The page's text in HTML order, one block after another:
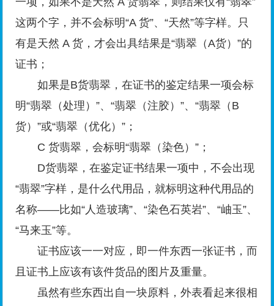
这两个字，并不会标明“A 货”、“天然”等字样。只
有是天然 A 货，才会出具结果是“翡翠（A货）”的
证书；
如果是B货翡翠，在证书的鉴定结果一项会标
明“翡翠（处理）”、“翡翠（注胶）”、“翡翠（B
货）”或“翡翠（优化）”；
C 货翡翠，会标明“翡翠（染色）”；
D货翡翠，在鉴定证书结果一项中，不会出现
“翡翠”字样，是什么代用品，就标明这种代用品的
名称——比如“人造玻璃”、“染色石英岩”、“岫玉”、
“马来玉”等。
证书应该一一对应，即一件东西一张证书，而
且证书上应该有该件货品的图片及重量。
虽然有些东西出自一块原料，外表看起来很相